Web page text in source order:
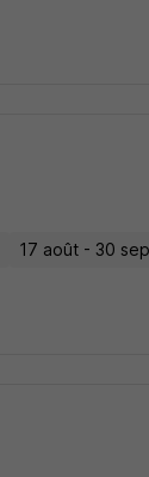
17 août - 30